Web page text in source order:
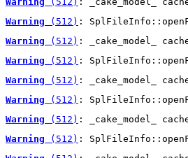
Warning (512) :
Warning (512) : _cake_model_
Warning (512) :
Warning (512) : _cake_model_
Warning (512) :
Warning (512) : _cake_model_
Warning (512) :